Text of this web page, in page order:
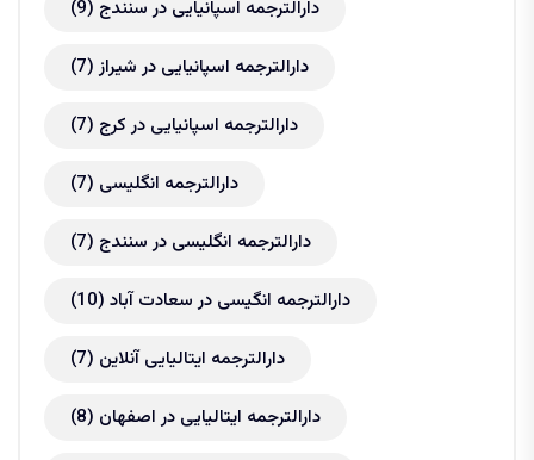
دارالترجمه اسپانیایی در سنندج (9)
دارالترجمه اسپانیایی در شیراز(7)
دارالترجمه اسپانیایی در کرج (7)
دارالترجمه انگلیسی (7)
دارالترجمه انگلیسی در سنندج (7)
دارالترجمه انگیسی در سعادت آباد (10)
دارالترجمه ایتالیایی آنلاین (7)
دارالترجمه ایتالیایی در اصفهان (8)